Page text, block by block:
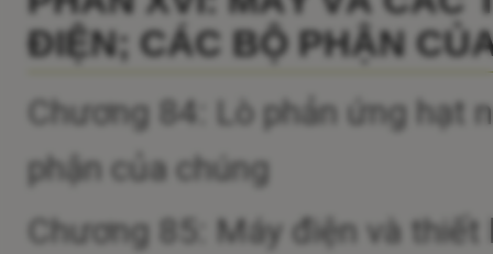
ĐIỆN; CÁC BỘ PHẬN
Chương 84: Lò phản ứng hạt
phận của chúng
Chương 85: Máy điện và